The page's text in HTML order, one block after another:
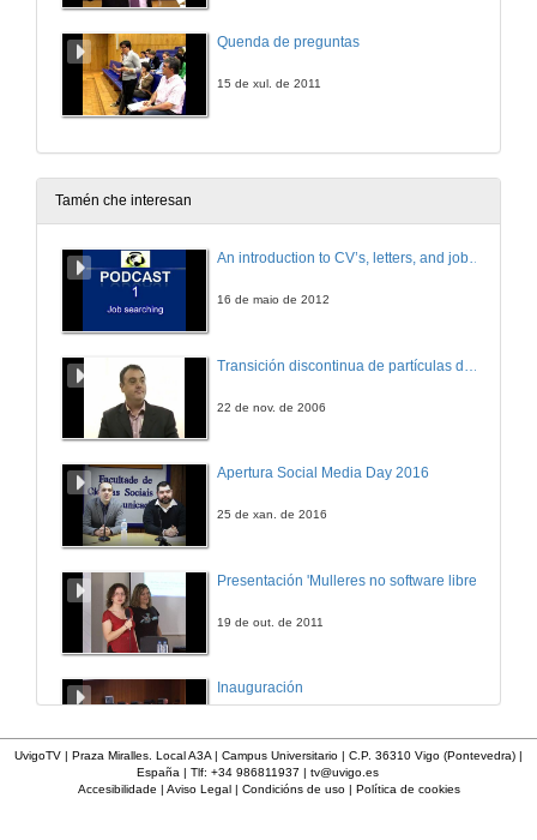
Quenda de preguntas
15 de xul. de 2011
Tamén che interesan
An introduction to CV’s, letters, and job searching
16 de maio de 2012
22 de nov. de 2006
Apertura Social Media Day 2016
25 de xan. de 2016
Presentación 'Mulleres no software libre'
19 de out. de 2011
Inauguración
UvigoTV | Praza Miralles. Local A3A | Campus Universitario | C.P. 36310 Vigo (Pontevedra) |
España | Tlf: +34 986811937 | tv@uvigo.es
Accesibilidade | Aviso Legal| Condicións de uso| Política de cookies